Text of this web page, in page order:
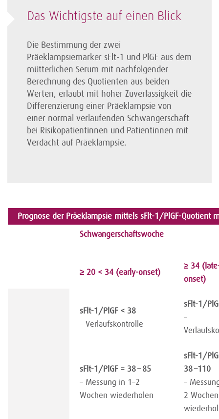
Das Wichtigste auf einen Blick
Die Bestimmung der zwei
Präeklampsiemarker sFlt-1 und PlGF aus dem
mütterlichen Serum mit nachfolgender
Berechnung des Quotienten aus beiden
Werten, erlaubt mit hoher Zuverlässigkeit die
Differenzierung einer Präeklampsie von
einer normal verlaufenden Schwangerschaft
bei Risiko­patientinnen und Patientinnen mit
Verdacht auf Präeklampsie.
Prognose der Präeklampsie mittels sFlt-1/PlGF-Quotient
Schwangerschaftswoche
≥ 20 < 34 (early-onset)
≥ 34
onset)
sFlt-1/PlGF < 38
– Verlaufskontrolle
sFlt-1/
–
sFlt-1/PlGF = 38 – 85
– Messung in 1–2
Wochen wiederholen
sFlt-1/
38 –110
–
2 Wochen